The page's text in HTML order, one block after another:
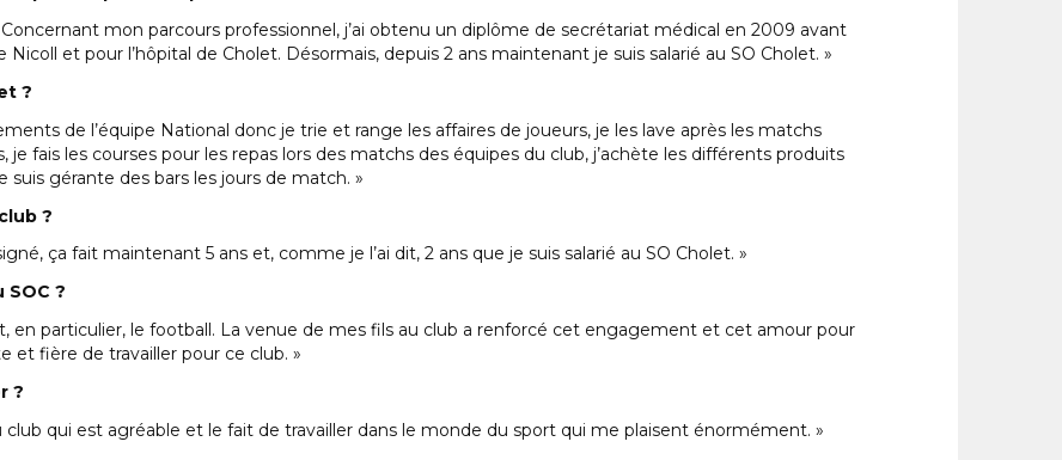
Concernant mon parcours professionnel, j’ai obtenu un diplôme de secrétariat médical en 2009 avant
et pour l’hôpital de Cholet. Désormais, depuis 2 ans maintenant je suis salarié au SO Cholet. »
?
de l’équipe National donc je trie et range les affaires de joueurs, je les lave après les matchs
je fais les courses pour les repas lors des matchs des équipes du club, j’achète les différents produits
suis gérante des bars les jours de match. »
?
ça fait maintenant 5 ans et, comme je l’ai dit, 2 ans que je suis salarié au SO Cholet. »
?
en particulier, le football. La venue de mes fils au club a renforcé cet engagement et cet amour pour
et fière de travailler pour ce club. »
?
club qui est agréable et le fait de travailler dans le monde du sport qui me plaisent énormément. »